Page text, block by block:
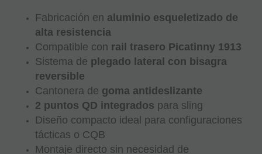
Fabricación en aluminio esqueletizado de
alta resistencia
Compatible con rail trasero Picatinny 1913
Sistema de plegado lateral con bisagra
reversible
Cantonera de goma antideslizante
2 puntos QD integrados para sling
Diseño compacto ideal para configuraciones
tácticas o CQB
Montaje directo sin necesidad de